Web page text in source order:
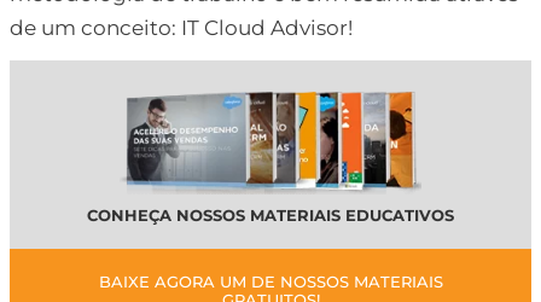
de um conceito: IT Cloud Advisor!
CONHEÇA NOSSOS MATERIAIS EDUCATIVOS
BAIXE AGORA UM DE NOSSOS MATERIAIS